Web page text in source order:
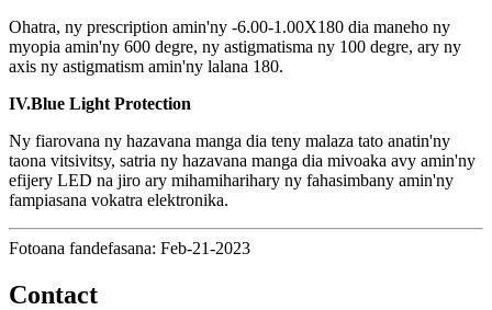
Ohatra, ny prescription amin'ny -6.00-1.00X180 dia maneho ny
myopia amin'ny 600 degre, ny astigmatisma ny 100 degre, ary ny
axis ny astigmatism amin'ny lalana 180.
IV.Blue Light Protection
Ny fiarovana ny hazavana manga dia teny malaza tato anatin'ny
taona vitsivitsy, satria ny hazavana manga dia mivoaka avy amin'ny
efijery LED na jiro ary mihamiharihary ny fahasimbany amin'ny
fampiasana vokatra elektronika.
Fotoana fandefasana: Feb-21-2023
Contact